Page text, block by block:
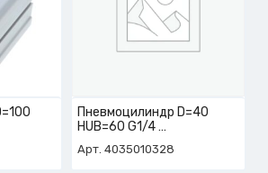
Пневмоцилиндр D=40
HUB=60 G1/4
Арт. 4035010328